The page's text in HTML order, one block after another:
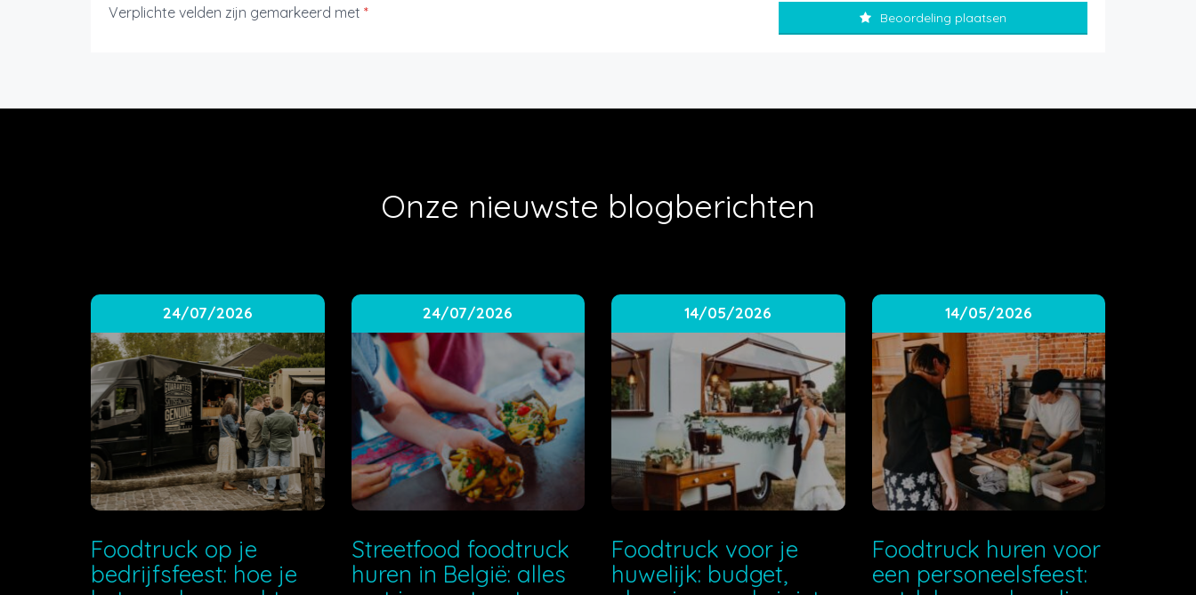
Verplichte velden zijn gemarkeerd met * Beoordeling plaatsen
Onze nieuwste blogberichten
24/07/2026
Foodtruck op je
bedrijfsfeest: hoe je
24/07/2026
Streetfood foodtruck
huren in België: alles
14/05/2026
Foodtruck voor je
huwelijk: budget,
14/05/2026
Foodtruck huren voor
een personeelsfeest: